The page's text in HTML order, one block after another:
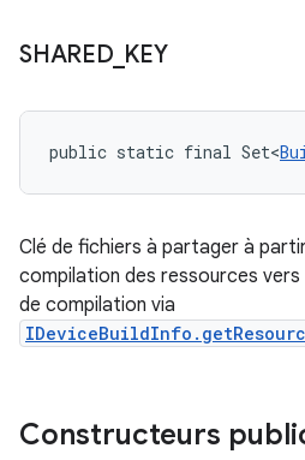
SHARED_ KEY
public static final Set<
Clé de fichiers à partager à
compilation des ressources
de compilation via
Constructeurs